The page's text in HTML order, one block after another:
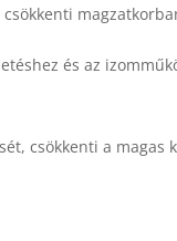
és az
csökkenti a magas